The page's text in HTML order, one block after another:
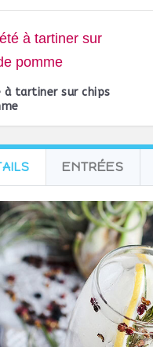
à tartiner sur chips
ENTRÉES